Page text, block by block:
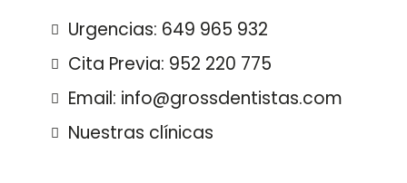
Urgencias: 649 965 932
Cita Previa: 952 220 775
Email: info@grossdentistas.com
Nuestras clínicas